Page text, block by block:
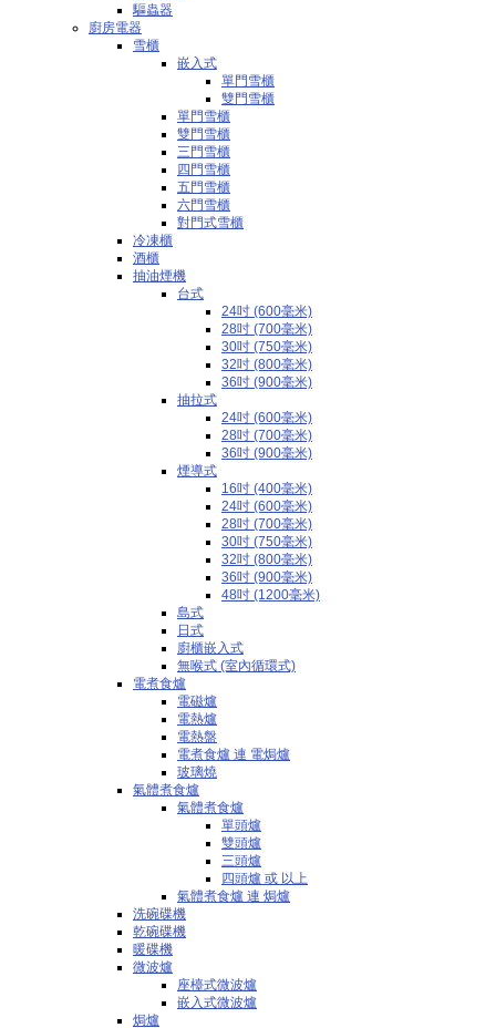
驅蟲器
廚房電器
雪櫃
嵌入式
單門雪櫃
雙門雪櫃
單門雪櫃
雙門雪櫃
三門雪櫃
四門雪櫃
五門雪櫃
六門雪櫃
對門式雪櫃
冷凍櫃
酒櫃
抽油煙機
台式
24吋 (600毫米)
28吋 (700毫米)
30吋 (750毫米)
32吋 (800毫米)
36吋 (900毫米)
抽拉式
24吋 (600毫米)
28吋 (700毫米)
36吋 (900毫米)
煙導式
16吋 (400毫米)
24吋 (600毫米)
28吋 (700毫米)
30吋 (750毫米)
32吋 (800毫米)
36吋 (900毫米)
48吋 (1200毫米)
島式
日式
廚櫃嵌入式
無喉式 (室內循環式)
電煮食爐
電磁爐
電熱爐
電熱盤
電煮食爐 連 電焗爐
玻璃燒
氣體煮食爐
氣體煮食爐
單頭爐
雙頭爐
三頭爐
四頭爐 或 以上
氣體煮食爐 連 焗爐
洗碗碟機
乾碗碟機
暖碟機
微波爐
座檯式微波爐
嵌入式微波爐
焗爐